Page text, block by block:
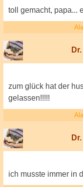
toll gemacht, papa...
zum glück hat der
gelassen!!!!!
ich musste immer in